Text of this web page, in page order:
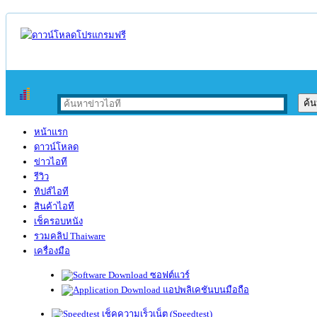
หน้าแรก
ดาวน์โหลด
ข่าวไอที
รีวิว
ทิปส์ไอที
สินค้าไอที
เช็ครอบหนัง
รวมคลิป Thaiware
เครื่องมือ
ซอฟต์แวร์
แอปพลิเคชันบนมือถือ
เช็คความเร็วเน็ต (Speedtest)